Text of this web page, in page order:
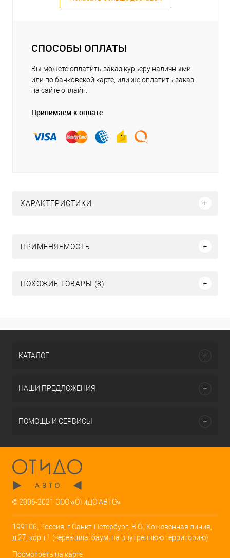
СПОСОБЫ ОПЛАТЫ
Вы можете оплатить заказ курьеру наличными
или по банковской карте, или же оплатить заказ
на сайте онлайн.
Принимаем к оплате
ХАРАКТЕРИСТИКИ
ПРИМЕНЯЕМОСТЬ
ПОХОЖИЕ ТОВАРЫ (8)
КАТАЛОГ
НАШИ ПРЕДЛОЖЕНИЯ
ПОМОЩЬ И СЕРВИСЫ
© 2006-2021 ООО «ОТиДО АВТО»
199106, Россия, г.Санкт-Петербург, В.О., Кожевенная линия,
д.27, корп.1 (через шлагбаум, на внутреннюю территорию)
Посмотреть на карте